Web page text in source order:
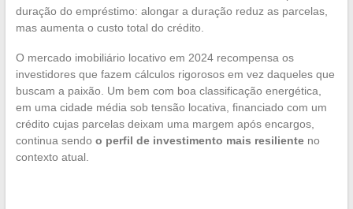
duração do empréstimo: alongar a duração reduz as parcelas,
mas aumenta o custo total do crédito.
O mercado imobiliário locativo em 2024 recompensa os
investidores que fazem cálculos rigorosos em vez daqueles que
buscam a paixão. Um bem com boa classificação energética,
em uma cidade média sob tensão locativa, financiado com um
crédito cujas parcelas deixam uma margem após encargos,
continua sendo o perfil de investimento mais resilienteno
contexto atual.